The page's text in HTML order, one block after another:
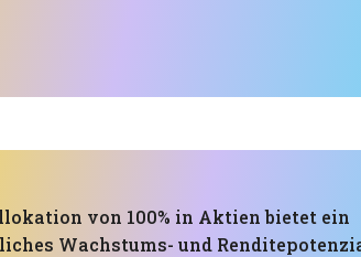
von 100% in Aktien bietet ein
Wachstums- und